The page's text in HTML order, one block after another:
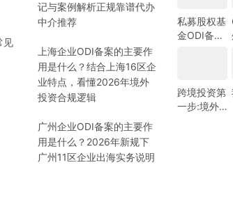
见
记与案例解析正规靠谱代办
中介推荐
上海企业ODI备案的主要作
用是什么？结合上海16区企
业特点，看懂2026年境外
投资合规逻辑
广州企业ODI备案的主要作
用是什么？2026年新规下
广州11区企业出海实务说明
私募股权基
金ODI备案
跨境投资第
一步:境外